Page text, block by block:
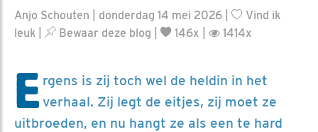
Anjo Schouten | donderdag 14 mei 2026 |
Vind ik
leuk
Bewaar deze blog 146x | 1414x
E rgens is zij toch wel de heldin in het
verhaal. Zij legt de eitjes, zij moet ze
uitbroeden, en nu hangt ze als een te hard